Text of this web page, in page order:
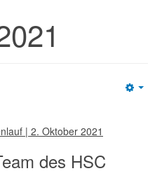
| 2. Oktober 2021
des HSC